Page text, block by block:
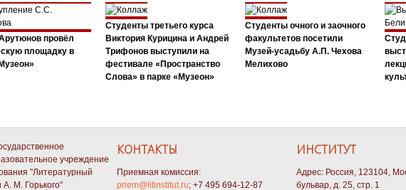
провёл
площадку в
Студенты третьего курса
Виктория Курицина и Андрей
Трифонов выступили на
фестивале «Пространство
Слова» в парке «Музеон»
Студенты очного и заочного
факультетов посетили
Музей-усадьбу А.П. Чехова
Мелихово
учреждение
"Литературный
А. М. Горького"
КОНТАКТЫ
Приемная комиссия:
priem@litinstitut.ru; +7 495 694-12-87
ИНСТИТУТ
Адрес: Россия, 123104,
бульвар, д. 25, стр. 1